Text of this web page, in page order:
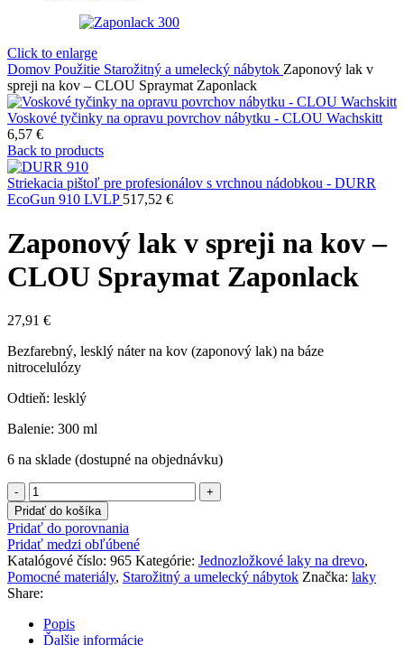
Click to enlarge
Domov Použitie Starožitný a umelecký nábytok Zaponový lak v
spreji na kov – CLOU Spraymat Zaponlack
Voskové tyčinky na opravu povrchov nábytku - CLOU Wachskitt
6,57 €
Back to products
Striekacia pištoľ pre profesionálov s vrchnou nádobkou - DURR
EcoGun 910 LVLP 517,52 €
Zaponový lak v spreji na kov –
CLOU Spraymat Zaponlack
27,91 €
Bezfarebný, lesklý náter na kov (zaponový lak) na báze
nitrocelulózy
Odtieň: lesklý
Balenie: 300 ml
6 na sklade (dostupné na objednávku)
Pridať do košíka
Pridať do porovnania
Pridať medzi obľúbené
Katalógové číslo: 965 Kategórie: Jednozložkové laky na drevo,
Pomocné materiály, Starožitný a umelecký nábytok Značka: laky
Share:
Popis
Ďalšie informácie